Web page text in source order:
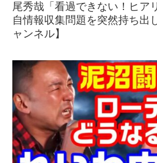
尾秀哉「看過できない！ヒア
自情報収集問題を突然持ち出
ャンネル】